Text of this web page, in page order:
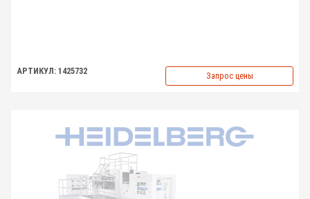
АРТИКУЛ: 1425732 Запрос цены